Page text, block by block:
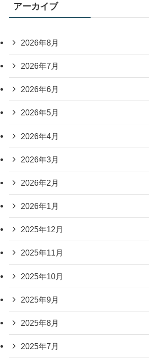
アーカイブ
2026年8月
2026年7月
2026年6月
2026年5月
2026年4月
2026年3月
2026年2月
2026年1月
2025年12月
2025年11月
2025年10月
2025年9月
2025年8月
2025年7月